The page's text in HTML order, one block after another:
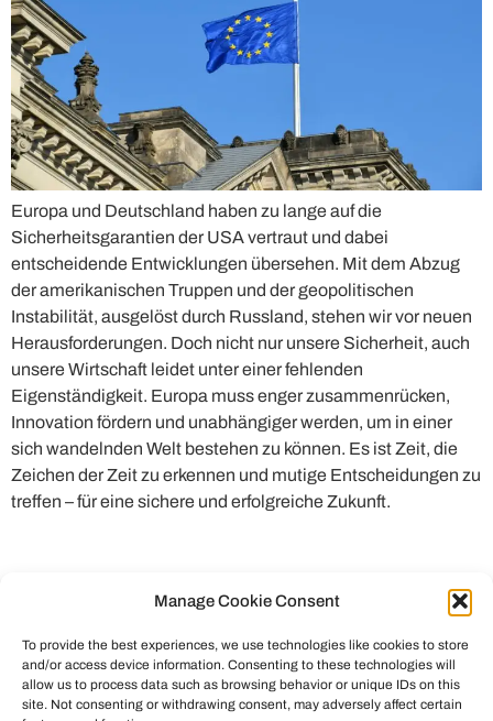
Manage Cookie Consent
To provide the best experiences, we use technologies like cookies to store
and/or access device information. Consenting to these technologies will
allow us to process data such as browsing behavior or unique IDs on this
site. Not consenting or withdrawing consent, may adversely affect certain
Europa und Deutschland haben zu lange auf die
Sicherheitsgarantien der USA vertraut und dabei
entscheidende Entwicklungen übersehen. Mit dem Abzug
der amerikanischen Truppen und der geopolitischen
Instabilität, ausgelöst durch Russland, stehen wir vor neuen
Herausforderungen. Doch nicht nur unsere Sicherheit, auch
unsere Wirtschaft leidet unter einer fehlenden
Eigenständigkeit. Europa muss enger zusammenrücken,
Innovation fördern und unabhängiger werden, um in einer
sich wandelnden Welt bestehen zu können. Es ist Zeit, die
Zeichen der Zeit zu erkennen und mutige Entscheidungen zu
treffen – für eine sichere und erfolgreiche Zukunft.